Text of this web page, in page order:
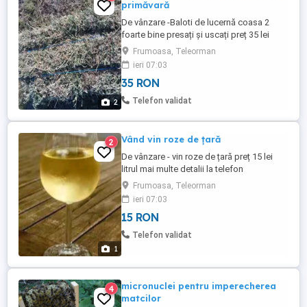
2
primăvară
De vânzare -Baloti de lucernă coasa 2
foarte bine presați și uscați preț 35 lei
bucata și baloți de paie de grau preț 10 lei
bucata , usturoi de primăvară legat funii
mai multe detalii la telefon
Frumoasa, Teleorman
ieri 07:03
35 RON
Telefon validat
1
2 Vând vin roze de țară
De vânzare - vin roze de țară preț 15 lei
litrul mai multe detalii la telefon
Frumoasa, Teleorman
ieri 07:03
15 RON
Telefon validat
4
micronuclei pentru imperecherea
matcilor